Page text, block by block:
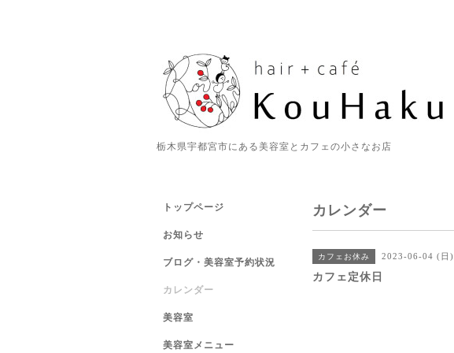
栃木県宇都宮市にある美容室とカフェの小さなお店
カレンダー
カフェお休み 2023-06-04 (日)
カフェ定休日
トップページ
お知らせ
ブログ・美容室予約状況
カレンダー
美容室
美容室メニュー